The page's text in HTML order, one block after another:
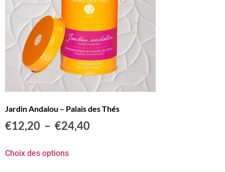
Jardin Andalou – Palais des Thés
€12,20 – €24,40
Choix des options